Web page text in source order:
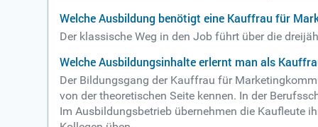
Welche Ausbildung benötigt eine Kauffrau für
Der klassische Weg in den Job führt über die
Welche Ausbildungsinhalte erlernt man als
Der Bildungsgang der Kauffrau für
von der theoretischen Seite kennen. In der
Im Ausbildungsbetrieb übernehmen die Kaufleute